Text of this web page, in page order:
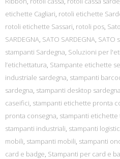
etichette Cagliari, rotoli etichette
rotoli etichette Sassari, rotoli pos,
SARDEGNA, SATO SARDEGNA, SATO
stampanti Sardegna, Soluzioni per
l’etichettatura, Stampante etichette
industriale sardegna, stampanti
sardegna, stampanti desktop sardegna
caseifici, stampanti etichette pronta
pronta consegna, stampanti
stampanti industriali, stampanti
mobili, stampanti mobili, stampanti
card e badge, Stampanti per card e